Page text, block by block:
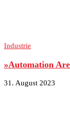
Industrie
»Automation
31. August 2023